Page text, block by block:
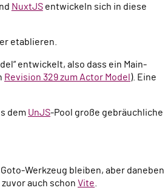
NuxtJSentwickeln sich in diese
etablieren.
entwickelt, also dass ein Main-
Revision 329 zum Actor Model). Eine
dem UnJS-Pool große gebräuchliche
Werkzeug bleiben, aber daneben
auch schon Vite